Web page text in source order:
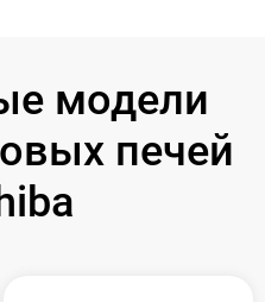
модели
печей